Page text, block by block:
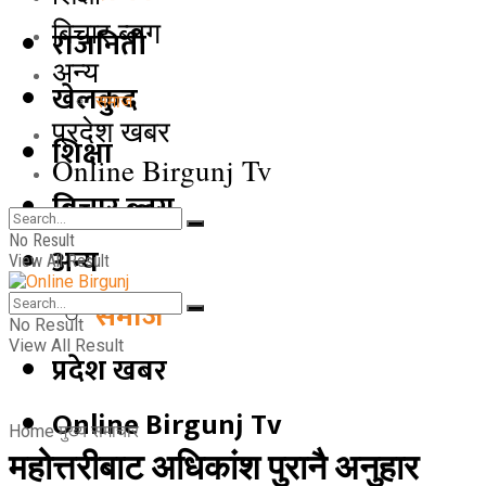
राजनिती
खेलकुद
शिक्षा
बिचार ब्लग
अन्य
समाज
प्रदेश खबर
Online Birgunj Tv
बिचार ब्लग
अन्य
समाज
प्रदेश खबर
Online Birgunj Tv
No Result
View All Result
No Result
View All Result
Home मुख्य समाचार
महोत्तरीबाट अधिकांश पुरानै अनुहार